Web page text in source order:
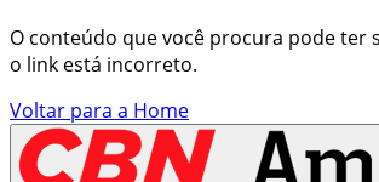
O conteúdo que você procura pode ter
o link está incorreto.
Voltar para a Home